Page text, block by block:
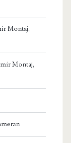
Montaj,
Montaj,